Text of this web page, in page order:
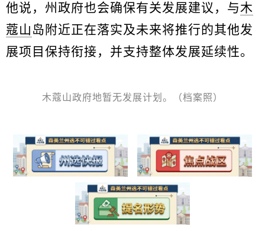
他说，州政府也会确保有关发展建议，与木
蔻山 岛附近正在落实及未来将推行的其他发
展项目保持衔接，并支持整体发展延续性。
木蔻山政府地暂无发展计划。（档案照）